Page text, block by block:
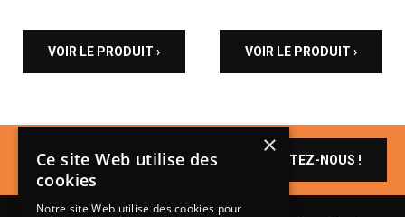
VOIR LE PRODUIT › VOIR LE PRODUIT ›
Un produit vous
intéresse ?
CONTACTEZ-NOUS !
×
Ce site Web utilise des
cookies
Notre site Web utilise des cookies pour